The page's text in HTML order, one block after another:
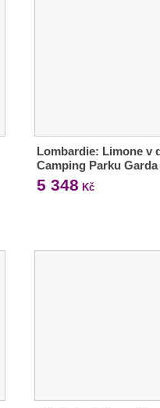
Lombardie: Limone v
Camping Parku
5 348 Kč